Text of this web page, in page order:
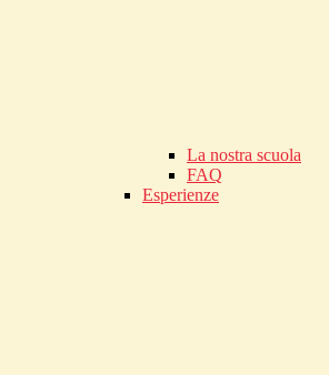
La nostra scuola
FAQ
Esperienze